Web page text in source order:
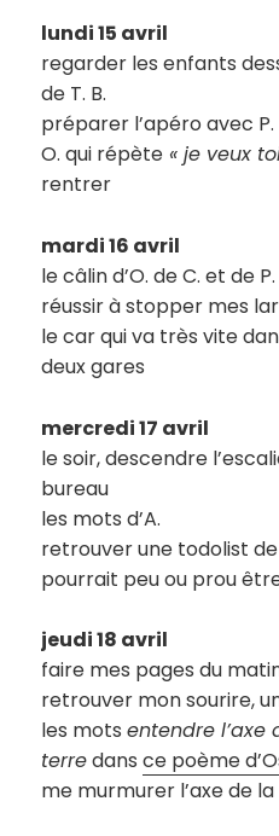
lundi 15 avril
regarder les enfants
de T. B.
préparer l’apéro avec P.
O. qui répète « je veux
rentrer
mardi 16 avril
le câlin d’O. de C. et de
réussir à stopper mes
le car qui va très vite
deux gares
mercredi 17 avril
le soir, descendre
bureau
les mots d’A.
retrouver une todolist
pourrait peu ou prou
jeudi 18 avril
faire mes pages du
retrouver mon sourire,
les motsentendre l’axe
terredansce poème
me murmurer l’axe de